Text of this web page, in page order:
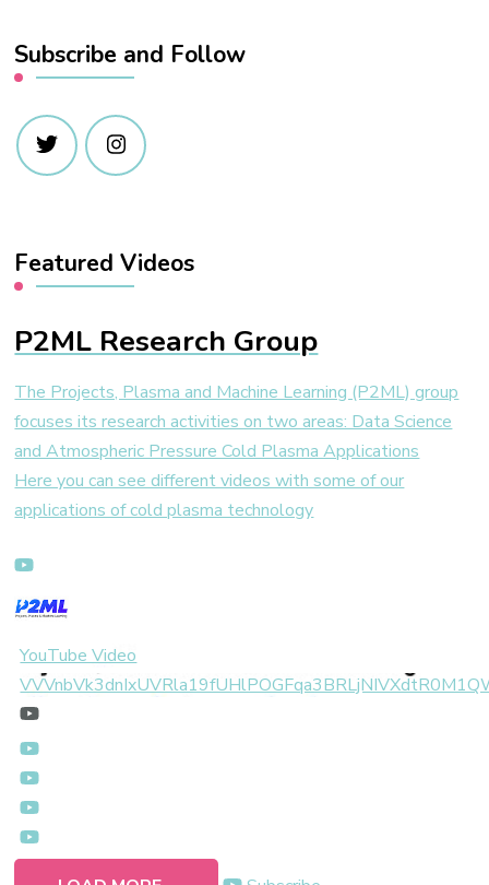
Subscribe and Follow
Featured Videos
P2ML Research Group
The Projects, Plasma and Machine Learning (P2ML) group
focuses its research activities on two areas: Data Science
and Atmospheric Pressure Cold Plasma Applications
Here you can see different videos with some of our
applications of cold plasma technology
YouTube Video